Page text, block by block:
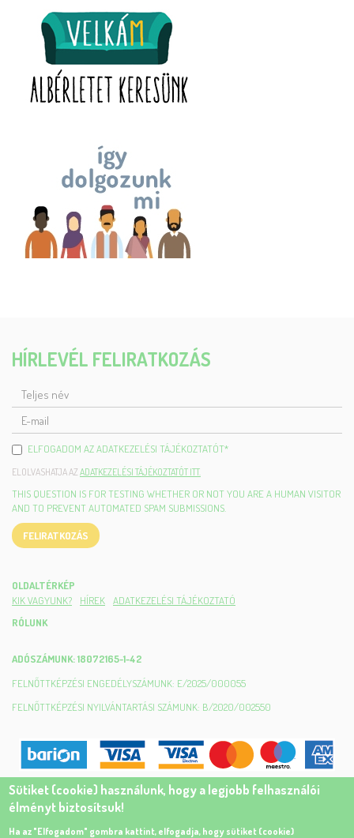
HÍRLEVÉL FELIRATKOZÁS
TELJES
NÉV
MAIL
ELFOGADOM AZ ADATKEZELÉSI TÁJÉKOZTATÓT*
ELOLVASHATJA AZ ADATKEZELÉSI TÁJÉKOZTATÓT ITT.
THIS QUESTION IS FOR TESTING WHETHER OR NOT YOU ARE A HUMAN VISITOR
AND TO PREVENT AUTOMATED SPAM SUBMISSIONS.
FELIRATKOZÁS
OLDALTÉRKÉP
KIK VAGYUNK?
HÍREK
ADATKEZELÉSI TÁJÉKOZTATÓ
RÓLUNK
ADÓSZÁMUNK: 18072165-1-42
FELNŐTTKÉPZÉSI ENGEDÉLYSZÁMUNK: E/2025/000055
FELNŐTTKÉPZÉSI NYILVÁNTARTÁSI SZÁMUNK: B/2020/002550
Sütiket (cookie) használunk, hogy a legjobb felhasználói
élményt biztosítsuk!
Ha az "Elfogadom" gombra kattint, elfogadja, hogy sütiket (cookie)